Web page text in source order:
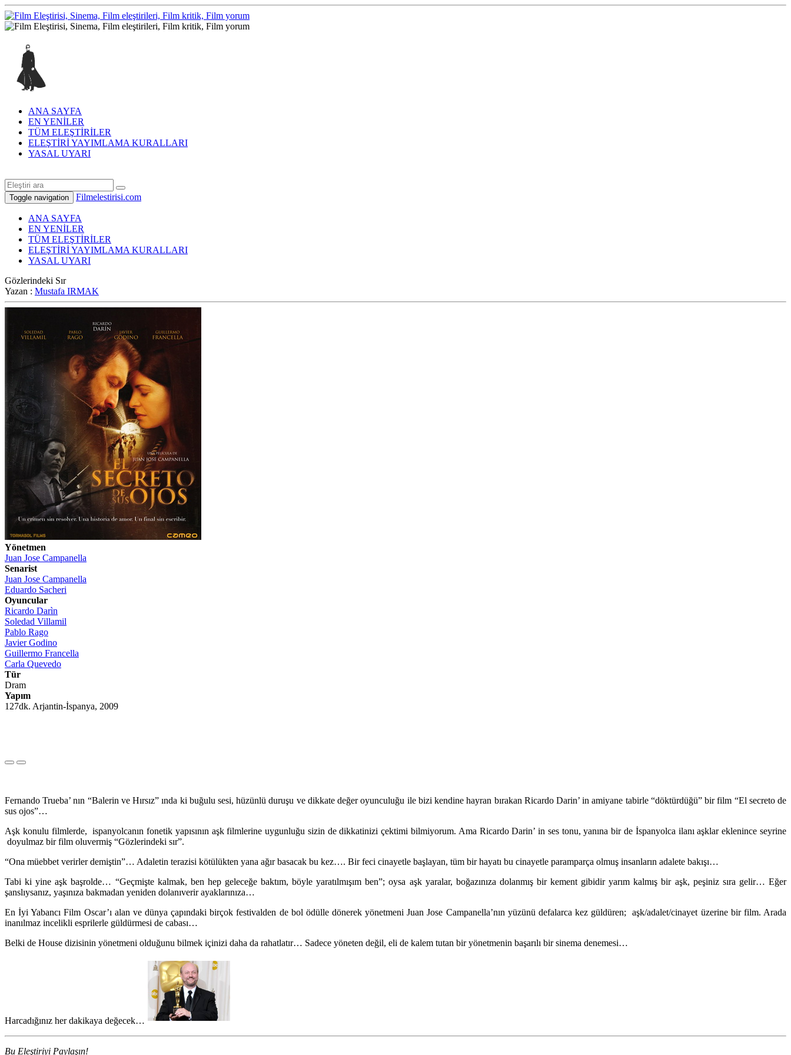
ANA SAYFA
EN YENİLER
TÜM ELEŞTİRİLER
ELEŞTİRİ YAYIMLAMA KURALLARI
YASAL UYARI
Toggle navigation Filmelestirisi.com
ANA SAYFA
EN YENİLER
TÜM ELEŞTİRİLER
ELEŞTİRİ YAYIMLAMA KURALLARI
YASAL UYARI
Gözlerindeki Sır
Yazan : Mustafa IRMAK
Yönetmen
Juan Jose Campanella
Senarist
Juan Jose Campanella
Eduardo Sacheri
Oyuncular
Ricardo Darìn
Soledad Villamil
Pablo Rago
Javier Godino
Guillermo Francella
Carla Quevedo
Tür
Dram
Yapım
127dk. Arjantin-İspanya, 2009
Fernando Trueba’ nın “Balerin ve Hırsız” ında ki buğulu sesi, hüzünlü duruşu ve dikkate değer oyunculuğu ile bizi kendine hayran bırakan Ricardo Darin’ in amiyane tabirle “döktürdüğü” bir film “El secreto de
sus ojos”…
Aşk konulu filmlerde, ispanyolcanın fonetik yapısının aşk filmlerine uygunluğu sizin de dikkatinizi çektimi bilmiyorum. Ama Ricardo Darin’ in ses tonu, yanına bir de İspanyolca ilanı aşklar eklenince seyrine
doyulmaz bir film oluvermiş “Gözlerindeki sır”.
“Ona müebbet verirler demiştin”… Adaletin terazisi kötülükten yana ağır basacak bu kez…. Bir feci cinayetle başlayan, tüm bir hayatı bu cinayetle paramparça olmuş insanların adalete bakışı…
Tabi ki yine aşk başrolde… “Geçmişte kalmak, ben hep geleceğe baktım, böyle yaratılmışım ben”; oysa aşk yaralar, boğazınıza dolanmış bir kement gibidir yarım kalmış bir aşk, peşiniz sıra gelir… Eğer
şanslıysanız, yaşınıza bakmadan yeniden dolanıverir ayaklarınıza…
En İyi Yabancı Film Oscar’ı alan ve dünya çapındaki birçok festivalden de bol ödülle dönerek yönetmeni Juan Jose Campanella’nın yüzünü defalarca kez güldüren; aşk/adalet/cinayet üzerine bir film. Arada
inanılmaz incelikli esprilerle güldürmesi de cabası…
Belki de House dizisinin yönetmeni olduğunu bilmek içinizi daha da rahatlatır… Sadece yöneten değil, eli de kalem tutan bir yönetmenin başarılı bir sinema denemesi…
Harcadığınız her dakikaya değecek…
Bu Eleştiriyi Paylaşın!